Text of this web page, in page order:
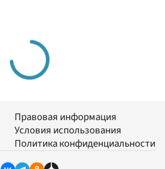
Правовая информация
Условия использования
Политика конфиденциальности